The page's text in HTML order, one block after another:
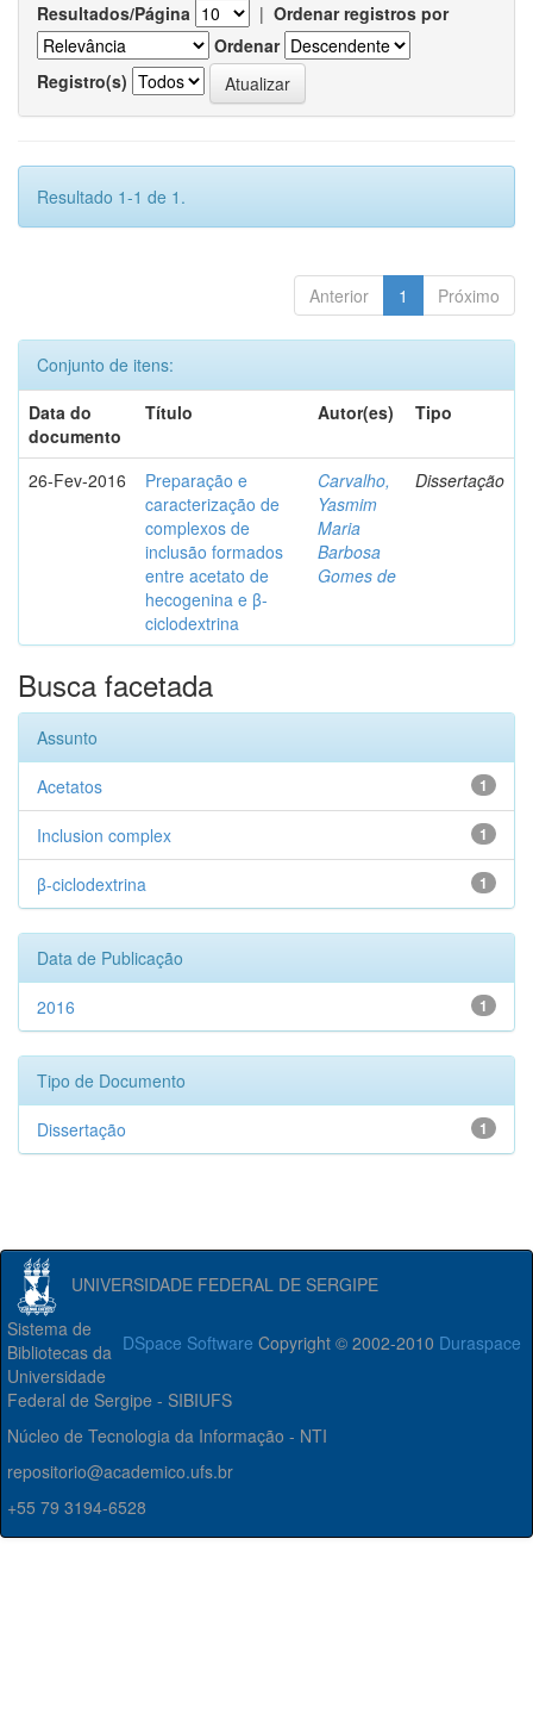
Resultados/Página | Ordenar registros por
Ordenar
Registro(s)
Resultado 1-1 de 1.
Anterior 1 Próximo
Conjunto de itens:
Data do
documento
Título Autor(es) Tipo
26-Fev-2016
Preparação e
caracterização de
complexos de
inclusão formados
entre acetato de
hecogenina e β-
ciclodextrina
Carvalho,
Yasmim
Maria
Barbosa
Gomes de
Dissertação
Busca facetada
Assunto
1
Acetatos
1
Inclusion complex
1
β-ciclodextrina
Data de Publicação
1
2016
Tipo de Documento
1
Dissertação
UNIVERSIDADE FEDERAL DE SERGIPE
DSpace Software Copyright © 2002-2010 Duraspace
Sistema de
Bibliotecas da
Universidade
Federal de Sergipe - SIBIUFS
Núcleo de Tecnologia da Informação - NTI
repositorio@academico.ufs.br
+55 79 3194-6528